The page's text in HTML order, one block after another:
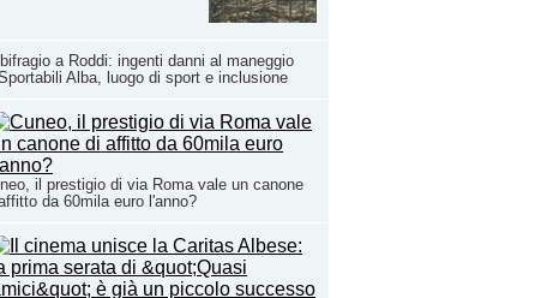
a Roddi: ingenti danni al maneggio
Alba, luogo di sport e inclusione
il prestigio di via Roma vale un canone
da 60mila euro l'anno?